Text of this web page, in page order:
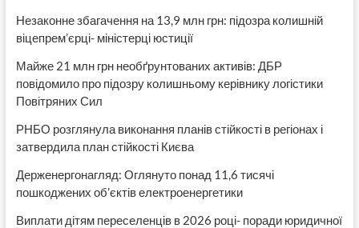
Незаконне збагачення на 13,9 млн грн: підозра колишній
віцепрем’єрці- міністерці юстиції
Майже 21 млн грн необґрунтованих активів: ДБР
повідомило про підозру колишньому керівнику логістики
Повітряних Сил
РНБО розглянула виконання планів стійкості в регіонах і
затвердила план стійкості Києва
Держенергонагляд: Оглянуто понад 11,6 тисячі
пошкоджених об’єктів електроенергетики
Виплати дітям переселенців в 2026 році- поради юридичної